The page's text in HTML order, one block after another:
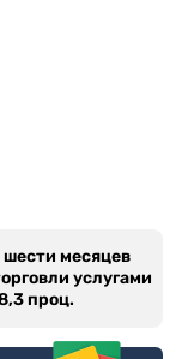
месяцев
услугами
проц.